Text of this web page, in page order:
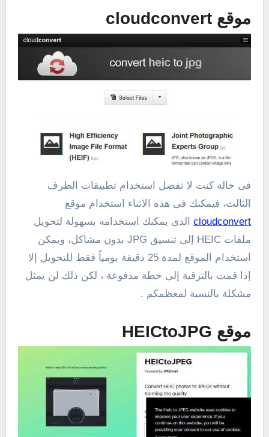
موقع cloudconvert
فى حالة كنت لا تفضل استخدام تطبيقات الطرف
الثالث، فيمكنك فى هذه الاثناء استخدام موقع
cloudconvertالذى يمكنك استخدامه بسهولة لتحويل
ملفات HEIC إلى تنسيق JPG بدون مشاكل، ويمكن
استخدام الموقع لمدة 25 دقيقة يومياً فقط للتحويل إلا
إذا قمت بالترقية إلى خطة مدفوعة ، لكن ذلك لن يمثل
مشكلة بالنسبة لمعظمكم .
موقع HEICtoJPG